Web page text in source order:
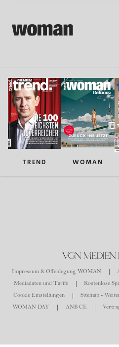
TREND WOMAN
VGN
Impressum & Offenlegung WOMAN
Mediadaten und Tarife
Kostenlose
Cookie Einstellungen
Sitemap -
WOMAN DAY
ANB CE